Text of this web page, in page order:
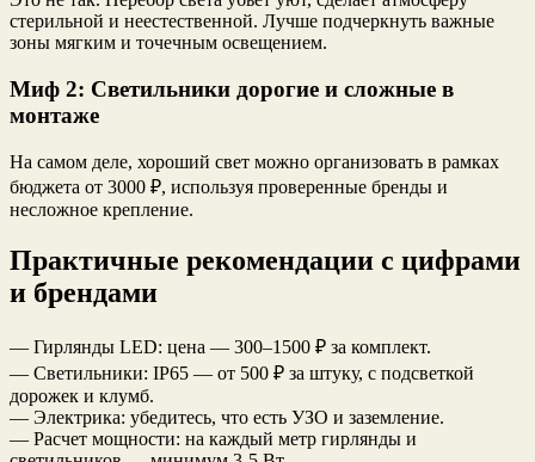
стерильной и неестественной. Лучше подчеркнуть важные
зоны мягким и точечным освещением.
Миф 2: Светильники дорогие и сложные в
монтаже
На самом деле, хороший свет можно организовать в рамках
бюджета от 3000 ₽, используя проверенные бренды и
несложное крепление.
Практичные рекомендации с цифрами
и брендами
— Гирлянды LED: цена — 300–1500 ₽ за комплект.
— Светильники: IP65 — от 500 ₽ за штуку, с подсветкой
дорожек и клумб.
— Электрика: убедитесь, что есть УЗО и заземление.
— Расчет мощности: на каждый метр гирлянды и